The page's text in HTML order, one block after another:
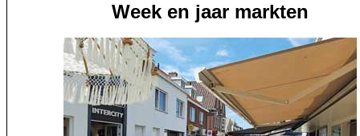
Week en jaar markten